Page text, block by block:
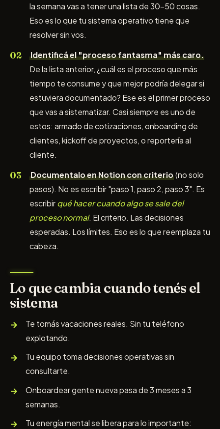
la semana vas a tener una lista de 30-50 cosas.
Eso es lo que tu sistema operativo tiene que
resolver sin vos.
Identificá el "proceso fantasma" más caro.
De la lista anterior, ¿cuál es el proceso que más
tiempo te consume y que mejor podría delegar si
estuviera documentado? Ese es el primer proceso
que vas a sistematizar. Casi siempre es uno de
estos: armado de cotizaciones, onboarding de
clientes, kickoff de proyectos, o reportería al
cliente.
Documentalo en Notion con criterio (no solo
pasos). No es escribir "paso 1, paso 2, paso 3". Es
escribirqué hacer cuando algo se sale del
proceso normal. El criterio. Las decisiones
esperadas. Los límites. Eso es lo que reemplaza tu
cabeza.
Lo que cambia cuando tenés el
sistema
Te tomás vacaciones reales. Sin tu teléfono
explotando.
Tu equipo toma decisiones operativas sin
consultarte.
Onboardear gente nueva pasa de 3 meses a 3
semanas.
Tu energía mental se libera para lo importante: